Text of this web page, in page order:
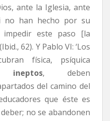
ante la Iglesia, ante
no han hecho por su
este paso [la
62). Y Pablo VI: ‘Los
física, psíquica
ineptos, deben
del camino del
que éste es
no se abandonen